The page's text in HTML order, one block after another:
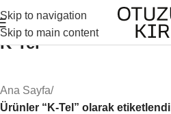
Skip to navigation
Skip to main content
K-Tel
Ana Sayfa/
Ürünler “K-Tel” olarak etiketlendi